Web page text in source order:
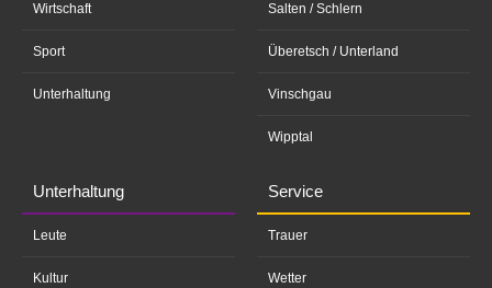
Wirtschaft
Sport
Unterhaltung
Salten / Schlern
Überetsch / Unterland
Vinschgau
Wipptal
Unterhaltung
Leute
Kultur
Service
Trauer
Wetter